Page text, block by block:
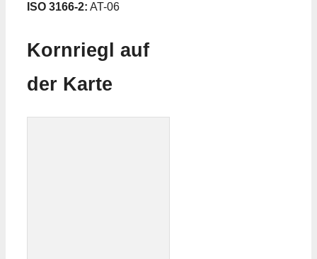
ISO 3166-2: AT-06
Kornriegl auf
der Karte